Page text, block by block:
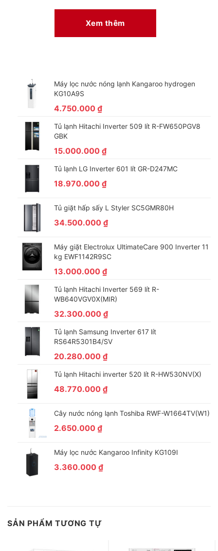
Nhờ đó, quần áo sau khi giặt trở nênráo nước hơn và giảm bớt
đáng kể.
*Hình ảnh chỉ mang tính chất minh họa
Công nghệ giặt đặc biệt
Công nghệ suy luận ảo Fuzzy Logic: Có thể tự động tính toán
khối lượng quần áo trong lồng giặt, rồi đưa ra thời gian và sử
dụng lượng nước tương ứng, nhờ đó giúptiết kiệm điện và
nước đáng kể
*Hình ảnh chỉ mang tính chất minh họa
Động cơ – Công nghệ tiết kiệm điện
– Máy giặt Casper 7.5 kg này sử dụng động cơ truyền động
gián tiếp (dây Curoa).
– Sản phẩm đạt nhãn hiệu năng lượng
dụng điện khoảng 10.05 Wh/kg.
Xem thêm
Máy lọc nước nóng lạnh Kangaroo hydrogen
KG10A9S
4.750.000 ₫
Tủ lạnh Hitachi Inverter 509 lít R-FW650PGV8
GBK
15.000.000 ₫
Tủ lạnh LG Inverter 601 lít GR-D247MC
18.970.000 ₫
Tủ giặt hấp sấy L Styler SC5GMR80H
34.500.000 ₫
Máy giặt Electrolux UltimateCare 900 Inverter 11
kg EWF1142R9SC
13.000.000 ₫
Tủ lạnh Hitachi Inverter 569 lít R-
WB640VGV0X(MIR)
32.300.000 ₫
Tủ lạnh Samsung Inverter 617 lít
RS64R5301B4/SV
20.280.000 ₫
Tủ lạnh Hitachi inverter 520 lít R-HW530NV(X)
48.770.000 ₫
Cây nước nóng lạnh Toshiba RWF-W1664TV(W1)
2.650.000 ₫
Máy lọc nước Kangaroo Infinity KG109I
3.360.000 ₫
SẢN PHẨM TƯƠNG TỰ